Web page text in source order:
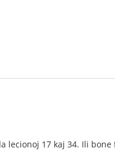
lecionoj 17 kaj 34. Ili bone